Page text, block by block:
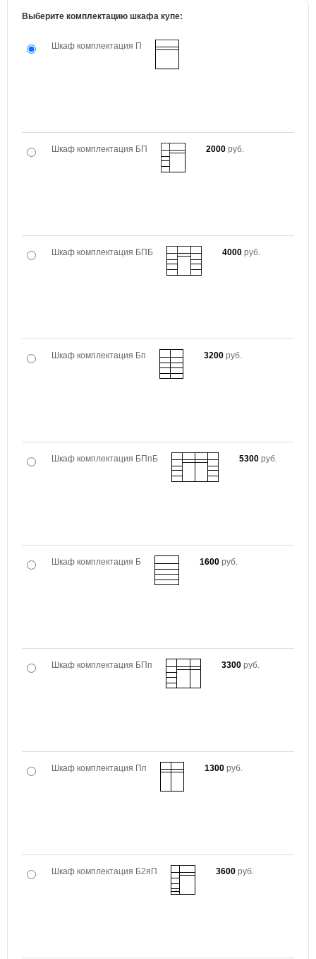
Выберите комплектацию шкафа купе:
Шкаф комплектация П
Шкаф комплектация БП 2000 руб.
Шкаф комплектация БПБ 4000 руб.
Шкаф комплектация Бп 3200 руб.
Шкаф комплектация БПпБ 5300 руб.
Шкаф комплектация Б 1600 руб.
Шкаф комплектация БПп 3300 руб.
Шкаф комплектация Пп 1300 руб.
Шкаф комплектация Б2яП 3600 руб.